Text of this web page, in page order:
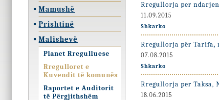
Mamushë
Prishtinë
Malishevë
Planet Rregulluese
Rregulloret e
Kuvendit të komunës
Raportet e Auditorit
të Përgjithshëm
Rregullorja per
11.09.2015
Shkarko
Rregullorja për Tarifa,
07.08.2015
Shkarko
Rregullorja per Taksa,
18.06.2015